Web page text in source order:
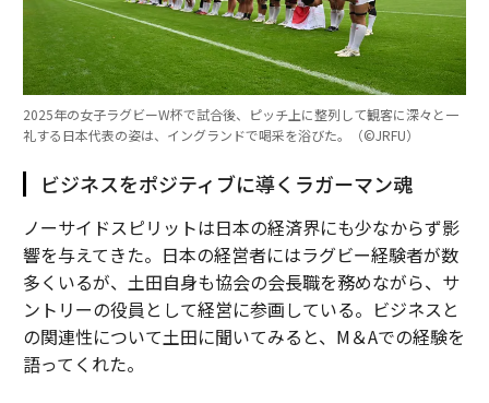
2025年の女子ラグビーW杯で試合後、ピッチ上に整列して観客に深々と一
礼する日本代表の姿は、イングランドで喝采を浴びた。（©︎JRFU）
ビジネスをポジティブに導くラガーマン魂
ノーサイドスピリットは日本の経済界にも少なからず影
響を与えてきた。日本の経営者にはラグビー経験者が数
多くいるが、土田自身も協会の会長職を務めながら、サ
ントリーの役員として経営に参画している。ビジネスと
の関連性について土田に聞いてみると、M＆Aでの経験を
語ってくれた。